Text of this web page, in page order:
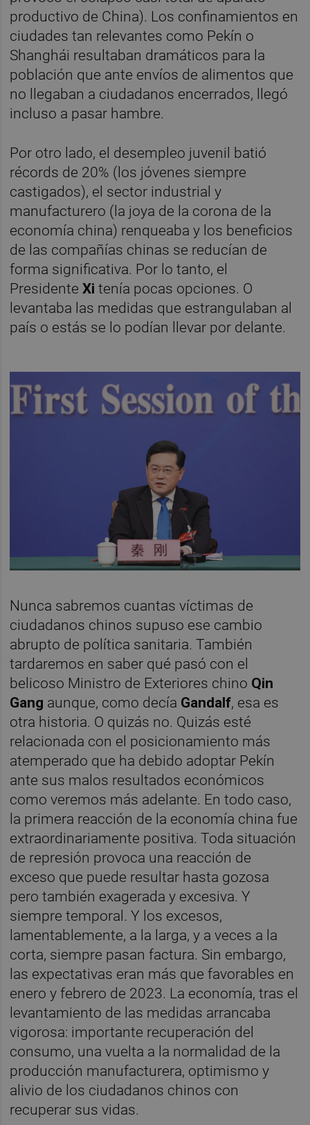
productivo de China). Los confinamientos en
ciudades tan relevantes como Pekín o
Shanghái resultaban dramáticos para la
población que ante envíos de alimentos que
no llegaban a ciudadanos encerrados, llegó
incluso a pasar hambre.
Por otro lado, el desempleo juvenil batió
récords de 20% (los jóvenes siempre
castigados), el sector industrial y
manufacturero (la joya de la corona de la
economía china) renqueaba y los beneficios
de las compañías chinas se reducían de
forma significativa. Por lo tanto, el
PresidenteXi tenía pocas opciones. O
levantaba las medidas que estrangulaban al
país o estás se lo podían llevar por delante.
Nunca sabremos cuantas víctimas de
ciudadanos chinos supuso ese cambio
abrupto de política sanitaria. También
tardaremos en saber qué pasó con el
belicoso Ministro de Exteriores chino Qin
Gang aunque, como decía Gandalf, esa es
otra historia. O quizás no. Quizás esté
relacionada con el posicionamiento más
atemperado que ha debido adoptar Pekín
ante sus malos resultados económicos
como veremos más adelante. En todo caso,
la primera reacción de la economía china fue
extraordinariamente positiva. Toda situación
de represión provoca una reacción de
exceso que puede resultar hasta gozosa
pero también exagerada y excesiva. Y
siempre temporal. Y los excesos,
lamentablemente, a la larga, y a veces a la
corta, siempre pasan factura. Sin embargo,
las expectativas eran más que favorables en
enero y febrero de 2023. La economía, tras el
levantamiento de las medidas arrancaba
vigorosa: importante recuperación del
consumo, una vuelta a la normalidad de la
producción manufacturera, optimismo y
alivio de los ciudadanos chinos con
recuperar sus vidas.